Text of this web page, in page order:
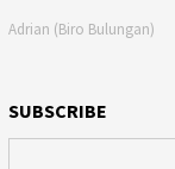
Adrian (Biro Bulungan)
SUBSCRIBE